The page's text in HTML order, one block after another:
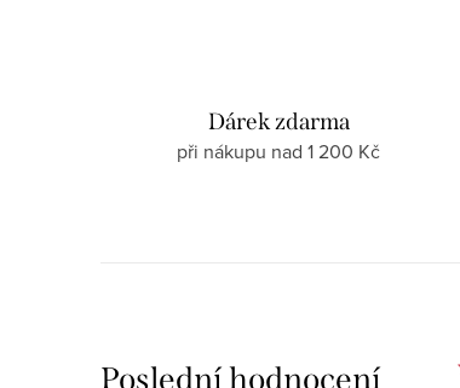
Dárek zdarma
při nákupu nad 1 200 Kč
Poslední hodnocení